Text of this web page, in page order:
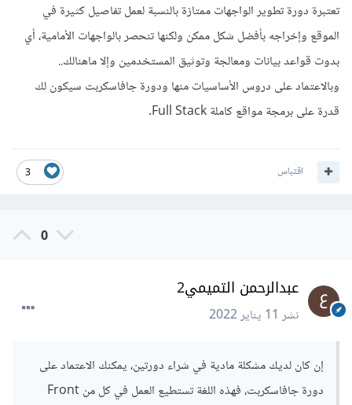
تعتبرة دورة تطوير الواجهات ممتازة بالنسبة لعمل تفاصيل كثيرة في
الموقع وإخراجه بأفضل شكل ممكن ولكنها تنحصر بالواجهات الأمامية، أي
بدوت قواعد بيانات ومعالجة وتوثيق المستخدمين وإلا ماهنالك..
وبالاعتماد على دروس الأساسيات منها ودورة جافاسكربت سيكون لك
قدرة على برمجة مواقع كاملة Full Stack.
3 اقتباس
0
عبدالرحمن التميمي2
نشر11 يناير 2022
إن كان لديك مشكلة مادية في شراء دورتين، يمكنك الاعتماد على
دورة جافاسكربت، فهذه اللغة تستطيع العمل في كل من Front